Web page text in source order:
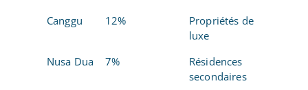
Canggu
12%
Propriétés de
luxe
Nusa Dua
7%
Résidences
secondaires